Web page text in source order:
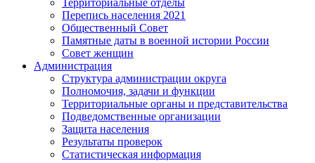
Территориальные отделы
Перепись населения 2021
Общественный Совет
Памятные даты в военной истории России
Совет женщин
Администрация
Структура администрации округа
Полномочия, задачи и функции
Территориальные органы и представительства
Подведомственные организации
Защита населения
Результаты проверок
Статистическая информация